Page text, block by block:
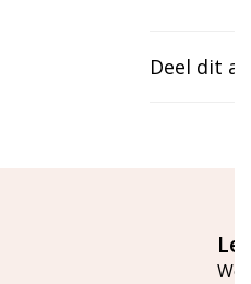
Deel dit